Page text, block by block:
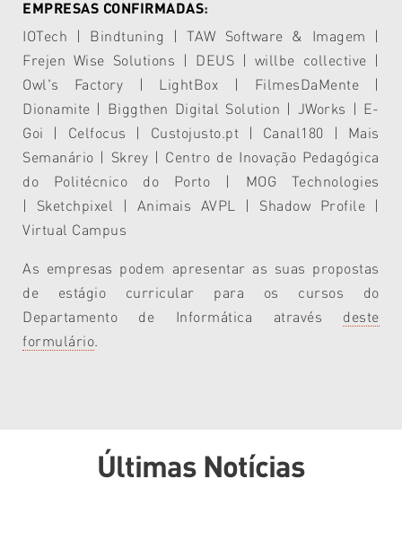
EMPRESAS CONFIRMADAS:
IOTech | Bindtuning | TAW Software & Imagem |
Frejen Wise Solutions | DEUS | willbe collective |
Owl's Factory | LightBox | FilmesDaMente |
Dionamite | Biggthen Digital Solution | JWorks | E-
Goi | Celfocus | Custojusto.pt | Canal180 | Mais
Semanário | Skrey | Centro de Inovação Pedagógica
do Politécnico do Porto | MOG Technologies
| Sketchpixel | Animais AVPL | Shadow Profile |
Virtual Campus
As empresas podem apresentar as suas propostas
de estágio curricular para os cursos do
Departamento de Informática através deste
formulário.
Últimas Notícias